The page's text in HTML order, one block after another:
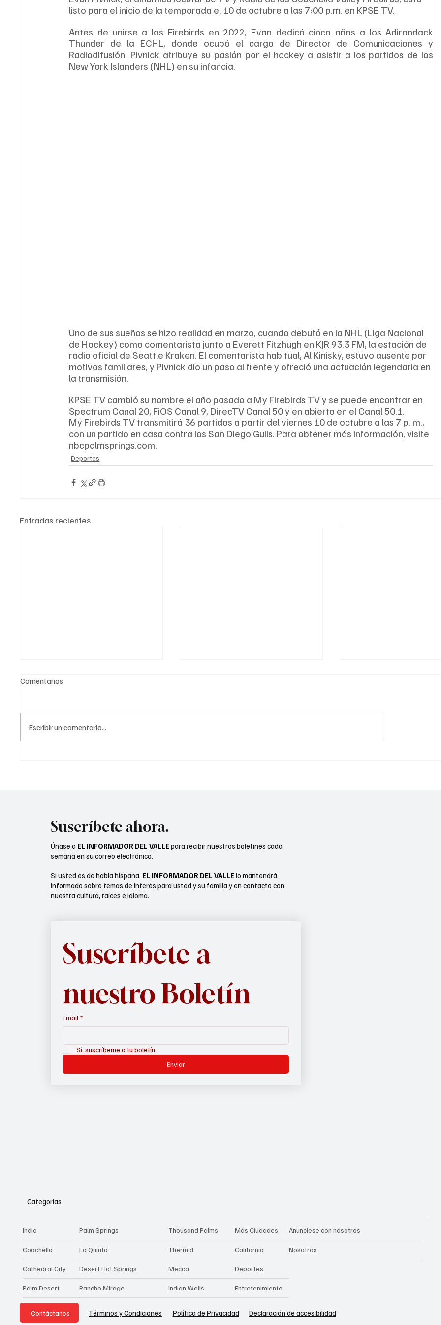
listo para el inicio de la temporada el 10 de octubre a las 7:00 p.m. en KPSE TV.
Antes de unirse a los Firebirds en 2022, Evan dedicó cinco años a los Adirondack
Thunder de la ECHL, donde ocupó el cargo de Director de Comunicaciones y
Radiodifusión. Pivnick atribuye su pasión por el hockey a asistir a los partidos de los
New York Islanders (NHL) en su infancia.
Uno de sus sueños se hizo realidad en marzo, cuando debutó en la NHL (Liga Nacional
de Hockey) como comentarista junto a Everett Fitzhugh en KJR 93.3 FM, la estación de
radio oficial de Seattle Kraken. El comentarista habitual, Al Kinisky, estuvo ausente por
motivos familiares, y Pivnick dio un paso al frente y ofreció una actuación legendaria en
la transmisión.
KPSE TV cambió su nombre el año pasado a My Firebirds TV y se puede encontrar en
Spectrum Canal 20, FiOS Canal 9, DirecTV Canal 50 y en abierto en el Canal 50.1.
My Firebirds TV transmitirá 36 partidos a partir del viernes 10 de octubre a las 7 p. m.,
con un partido en casa contra los San Diego Gulls. Para obtener más información, visite
nbcpalmsprings.com.
Deportes
Entradas recientes
Comentarios
Escribir un comentario...
Categorías
Indio
Coachella
Cathedral City
Palm Desert
Palm Springs
La Quinta
Desert Hot Springs
Rancho Mirage
Thousand Palms
Thermal
Mecca
Indian Wells
Más Ciudades
California
Deportes
Entretenimiento
Anunciese con nosotros
Nosotros
Suscríbete ahora.
Únase a EL INFORMADOR DEL VALLEpara recibir nuestros boletines cada
semana en su correo electrónico.
Si usted es de habla hispana, EL INFORMADOR DEL VALLElo mantendrá
informado sobre temas de interés para usted y su familia y en contacto con
nuestra cultura, raíces e idioma.
Suscríbete a
nuestro Boletín
Email *
Sí, suscríbeme a tu boletín.
Enviar
Contáctanos Términos y Condiciones Política de Privacidad Declaración de accesibilidad